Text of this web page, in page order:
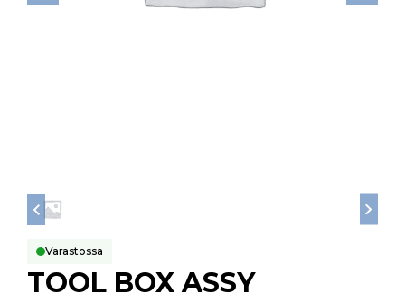
Varastossa
TOOL BOX ASSY